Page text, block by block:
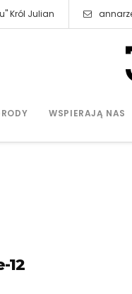
Król Julian
WSPIERAJĄ NAS
12